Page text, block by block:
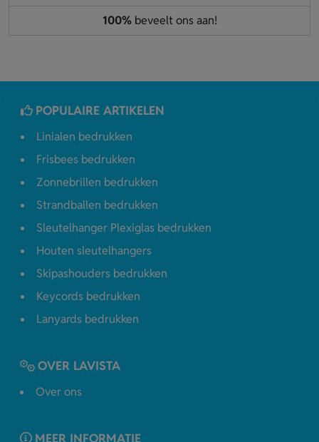
100%beveelt ons aan!
POPULAIRE ARTIKELEN
Linialen bedrukken
Frisbees bedrukken
Zonnebrillen bedrukken
Strandballen bedrukken
Sleutelhanger Plexiglas bedrukken
Houten sleutelhangers
Skipashouders bedrukken
Keycords bedrukken
Lanyards bedrukken
OVER LAVISTA
Over ons
MEER INFORMATIE